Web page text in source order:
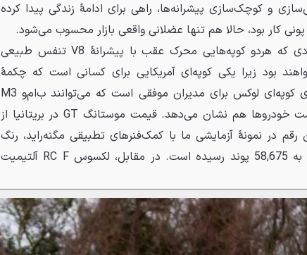
و کوچک‌سازی پیشرانه‌ها، راهی برای ادامهٔ زندگی پیدا کرده
کار بود، حالا هم تنها عضلانی واقعی بازار محسوب می‌شود.
موستانگ و لکسوس RC با وجودی که هردو کوپه‌هایی محرک عقب با پیشرانهٔ V8 تنفس طبیعی
بود زیرا یکی کوپه‌ای آمریکایی برای کسانی است که چکمهٔ
کابویی می‌پوشند درحالی‌که دیگری کوپه‌ای لوکس برای مدیران موفقی است که می‌توانند ب‌ام‌و M3
بخرند. این تفاوت خود را در قیمت خودروها هم نشان می‌دهد. قیمت موستانگ GT در بریتانیا از
این رقم در نمونهٔ آزمایشی ما با کمک‌فنرهای تطبیقی مگنه‌راید، رنگ
خاکستری و کالیپرهای ترمز قرمز به 58,675 پوند رسیده است. در مقابل، لکسوس RC F آلتیمیت